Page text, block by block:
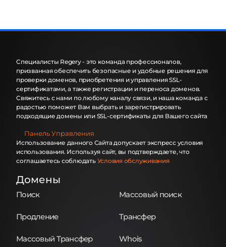
Специалисты Regery - это команда профессионалов,
призванная обеспечить безопасные и удобные решения для
проверки доменов, приобретения и управления SSL-
сертификатами, а также регистрации и переноса доменов.
Свяжитесь с нами по любому каналу связи, и наша команда с
радостью поможет Вам выбрать и зарегистрировать
подходящие домены или SSL-сертификаты для Вашего сайта
Панель Управления
Использование данного Сайта допускает экспресс условия
использования. Используя сайт, вы подтверждаете, что
соглашаетесь соблюдать Условия обслуживания
Домены
Поиск Массовый поиск
Продление Трансфер
Массовый Трансфер Whois